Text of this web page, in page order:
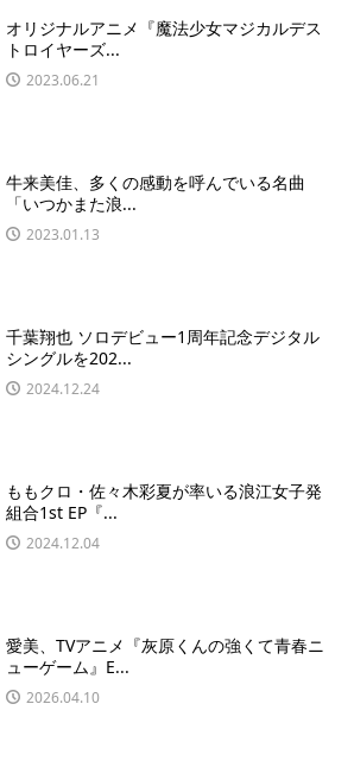
オリジナルアニメ『魔法少⼥マジカルデス
トロイヤーズ...
2023.06.21
牛来美佳、多くの感動を呼んでいる名曲
「いつかまた浪...
2023.01.13
千葉翔也 ソロデビュー1周年記念デジタル
シングルを202...
2024.12.24
ももクロ・佐々木彩夏が率いる浪江女子発
組合1st EP『...
2024.12.04
愛美、TVアニメ『灰原くんの強くて青春ニ
ューゲーム』E...
2026.04.10